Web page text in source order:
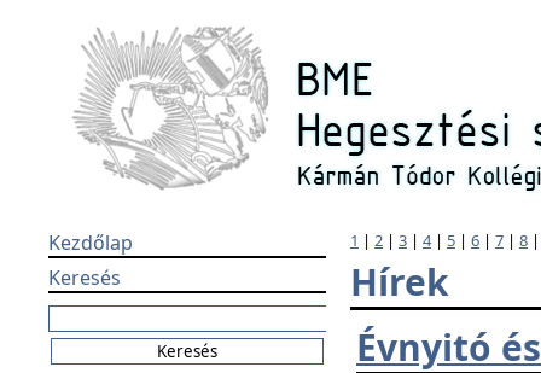
Kezdőlap
Keresés
1 | 2 | 3 | 4| 5 | 6 | 7 | 8
Hírek
Évnyitó